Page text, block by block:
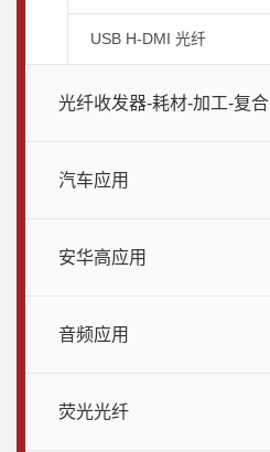
USB H-DMI 光纤
光纤收发器-耗材-加工-复合
汽车应用
安华高应用
音频应用
荧光光纤